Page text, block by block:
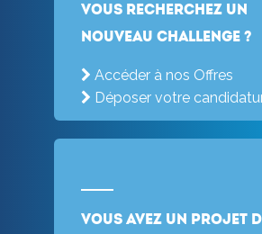
Vous recherchez un
nouveau challenge ?
Accéder à nos Offres
Déposer votre
Vous avez un projet